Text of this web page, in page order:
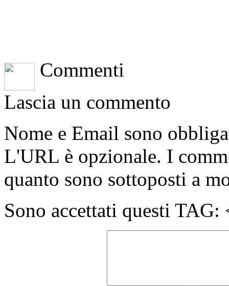
Commenti
Lascia un commento
Nome e Email sono
L'URL è opzionale. I
quanto sono sottoposti a
Sono accettati questi